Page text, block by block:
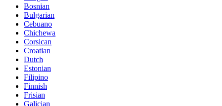
Bosnian
Bulgarian
Cebuano
Chichewa
Corsican
Croatian
Dutch
Estonian
Filipino
Finnish
Frisian
Galician